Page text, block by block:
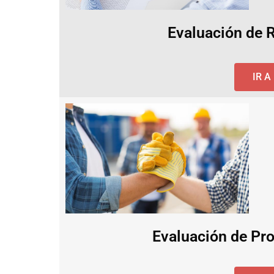
Evaluación de
IR A
Evaluación de